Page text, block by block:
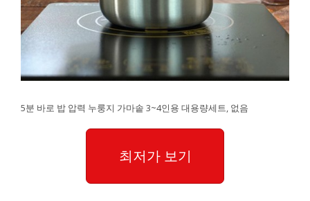
5분 바로 밥 압력 누룽지 가마솥 3~4인용 대용량세트, 없음
최저가 보기